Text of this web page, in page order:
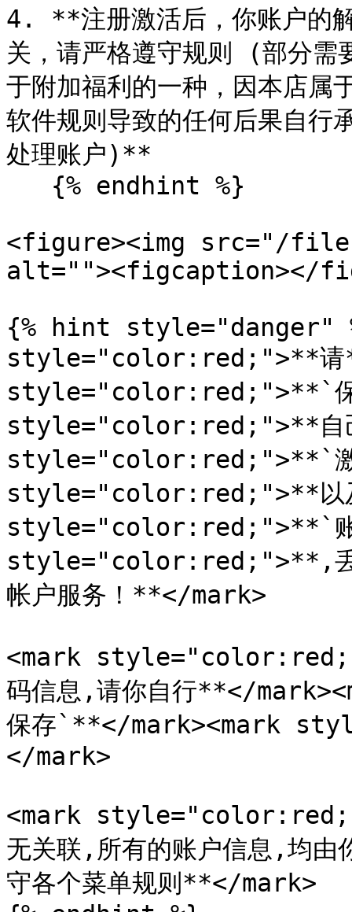
4. **注册激活后，你账户的
关，请严格遵守规则 (部分需
于附加福利的一种，因本店属
软件规则导致的任何后果自
处理账户)**
<figure><img src="/files/
alt=""><figcaption></
{% hint style="danger"
style="color:red;">**请
style="color:red;">**`保
style="color:red;">**自
style="color:red;">**`激
style="color:red;">**以
style="color:red;">**`账
style="color:red;">**,丢失
帐户服务！**</mark>
<mark
码信息,请你自行**</
保存`**</mark><mark
</mark>
<mark
无关联,所有的账户信息,均由
守各个菜单规则**</mark>